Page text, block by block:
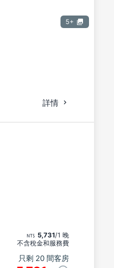
5+
詳情
5,731/1 晚
不含稅金和服務費
只剩 20 間客房